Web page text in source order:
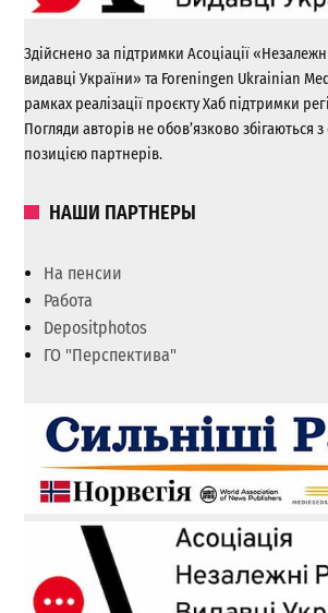
Здійснено за підтримки Асоціації
видавці України» та Foreningen Ukrainian
рамках реалізації проєкту Хаб підтримки
Погляди авторів не обов’язково збігаються
позицією партнерів.
НАШИ ПАРТНЕРЫ
На пенсии
Работа
Depositphotos
ГО "Перспектива"